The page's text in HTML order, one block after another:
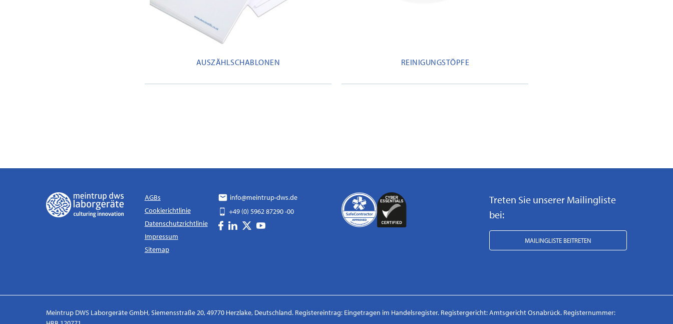
AUSZÄHLSCHABLONEN REINIGUNGSTÖPFE
AGBs
Cookierichtlinie
Datenschutzrichtlinie
Impressum
Sitemap
info@meintrup-dws.de
+49 (0) 5962 87290 -00
Treten Sie unserer Mailingliste
bei:
MAILINGLISTE BEITRETEN
Meintrup DWS Laborgeräte GmbH, Siemensstraße 20, 49770 Herzlake, Deutschland. Registereintrag: Eingetragen im Handelsregister. Registergericht: Amtsgericht Osnabrück. Registernummer: